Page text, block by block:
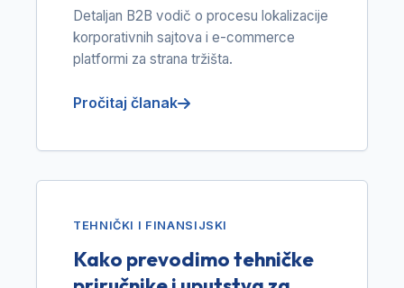
Detaljan B2B vodič o procesu lokalizacije
korporativnih sajtova i e-commerce
platformi za strana tržišta.
Pročitaj članak
TEHNIČKI I FINANSIJSKI
Kako prevodimo tehničke